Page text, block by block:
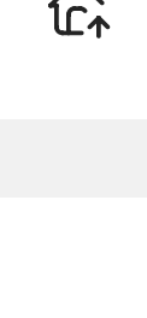
Przenieś